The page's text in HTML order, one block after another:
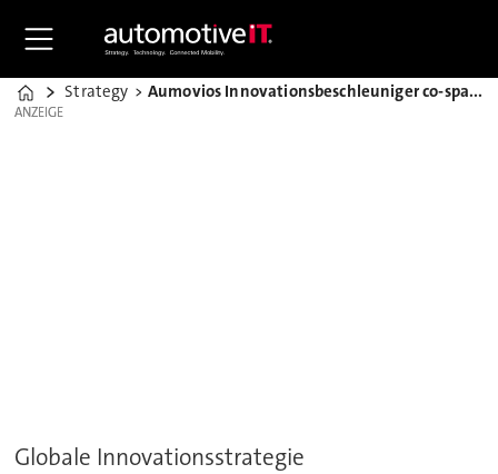
Home
Strategy Aumovios Innovationsbeschleuniger co-space unter neuer Leitung
ANZEIGE
ANZEIGE
Globale Innovationsstrategie